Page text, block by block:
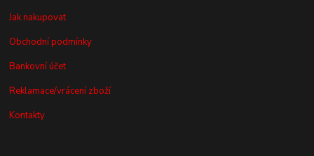
Jak nakupovat
Obchodní podmínky
Bankovní účet
Reklamace/vrácení zboží
Kontakty